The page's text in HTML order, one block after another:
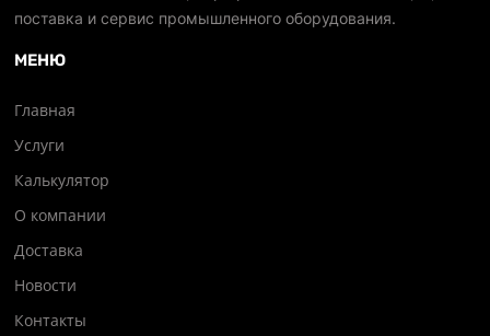
поставка и сервис промышленного оборудования.
МЕНЮ
Главная
Услуги
Калькулятор
О компании
Доставка
Новости
Контакты